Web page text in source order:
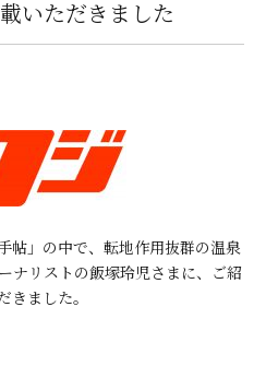
いただきました
帖」の中で、転地作用抜群の温泉
ナリストの飯塚玲児さまに、ご紹
きました。